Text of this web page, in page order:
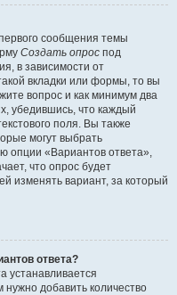
сообщения темы
Создать опрос под
в зависимости от
вкладки или формы, то вы
вопрос и как минимум два
убедившись, что каждый
поля. Вы также
могут выбрать
опции «Вариантов ответа»,
что опрос будет
изменять вариант, за который
ответа?
устанавливается
добавить количество